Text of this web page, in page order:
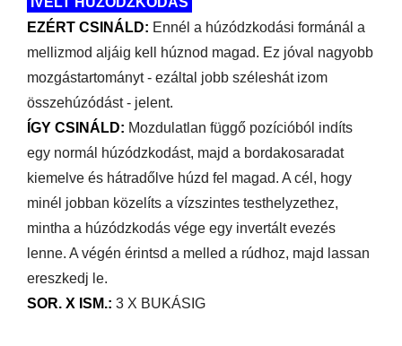
EZÉRT CSINÁLD: Ennél a húzódzkodási formánál a
mellizmod aljáig kell húznod magad. Ez jóval nagyobb
mozgástartományt - ezáltal jobb széleshát izom
összehúzódást - jelent.
ÍGY CSINÁLD: Mozdulatlan függő pozícióból indíts
egy normál húzódzkodást, majd a bordakosaradat
kiemelve és hátradőlve húzd fel magad. A cél, hogy
minél jobban közelíts a vízszintes testhelyzethez,
mintha a húzódzkodás vége egy invertált evezés
lenne. A végén érintsd a melled a rúdhoz, majd lassan
ereszkedj le.
SOR. X ISM.: 3 X BUKÁSIG